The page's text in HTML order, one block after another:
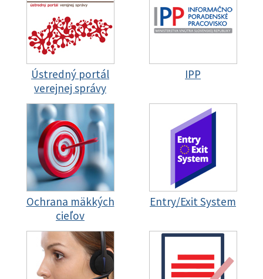
Ústredný portál
verejnej správy
IPP
Ochrana mäkkých
cieľov
Entry/Exit System